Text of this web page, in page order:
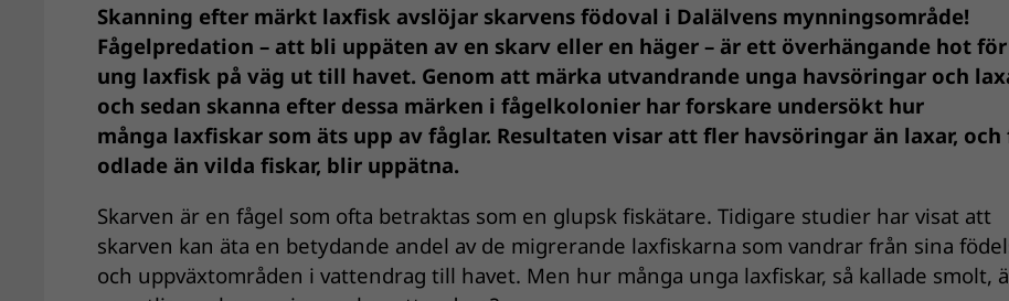
Skanning efter märkt laxfisk avslöjar skarvens födoval i Dalälvens mynningsområde!
Fågelpredation – att bli uppäten av en skarv eller en häger – är ett överhängande hot
ung laxfisk på väg ut till havet. Genom att märka utvandrande unga havsöringar och
och sedan skanna efter dessa märken i fågelkolonier har forskare undersökt hur
många laxfiskar som äts upp av fåglar. Resultaten visar att fler havsöringar än laxar, och
odlade än vilda fiskar, blir uppätna.
Skarven är en fågel som ofta betraktas som en glupsk fiskätare. Tidigare studier har visat att
skarven kan äta en betydande andel av de migrerande laxfiskarna som vandrar från sina
och uppväxtområden i vattendrag till havet. Men hur många unga laxfiskar, så kallade smolt,